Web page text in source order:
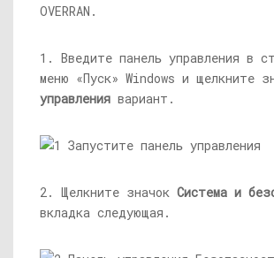
OVERRAN.
1. Введите панель управления в
меню «Пуск» Windows и щелкните
управления вариант.
2. Щелкните значок Система и
вкладка следующая.